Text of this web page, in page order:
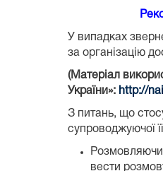
У випадках
за організацію
(Матеріал
України»: http://
З питань, що
супроводжуючої
Розмовляючи
вести